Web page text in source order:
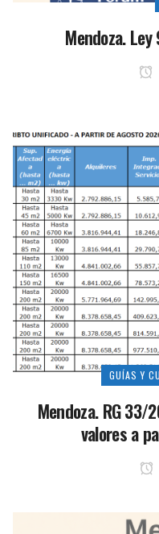
Mendoza.
GUÍAS Y
Mendoza. RG
valores a